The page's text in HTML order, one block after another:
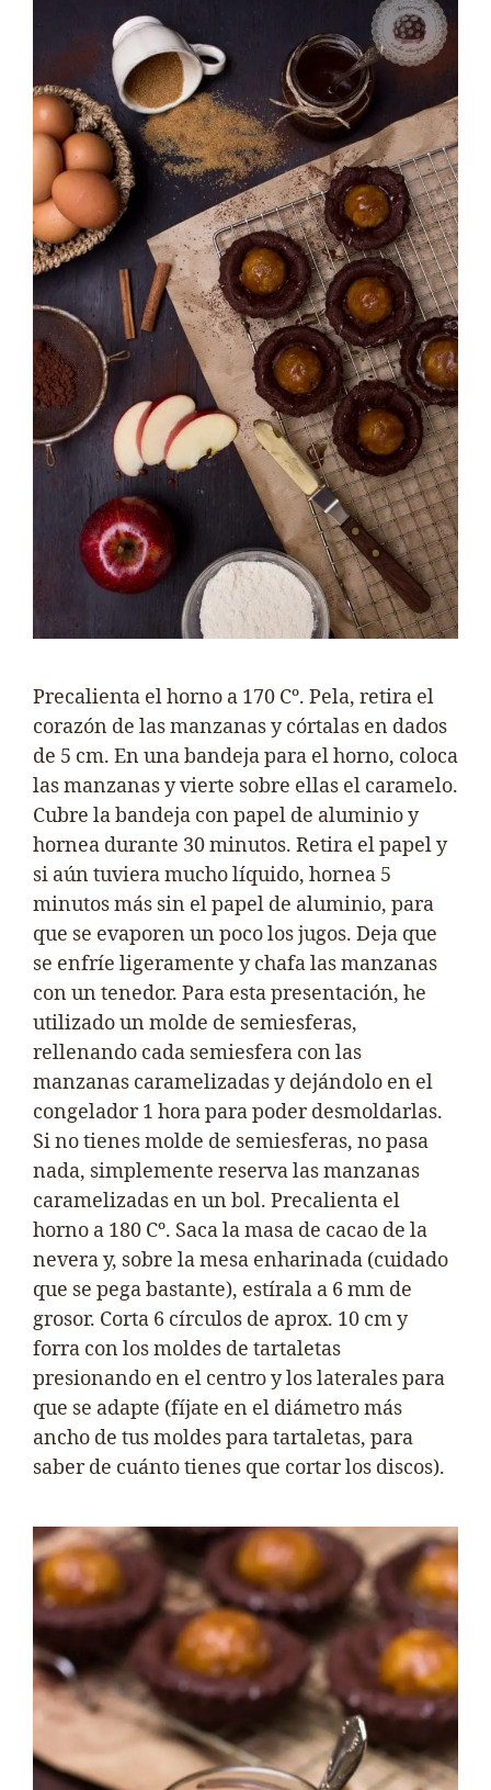
Precalienta el horno a 170 Cº. Pela, retira el
corazón de las manzanas y córtalas en dados
de 5 cm. En una bandeja para el horno, coloca
las manzanas y vierte sobre ellas el caramelo.
Cubre la bandeja con papel de aluminio y
hornea durante 30 minutos. Retira el papel y
si aún tuviera mucho líquido, hornea 5
minutos más sin el papel de aluminio, para
que se evaporen un poco los jugos. Deja que
se enfríe ligeramente y chafa las manzanas
con un tenedor. Para esta presentación, he
utilizado un molde de semiesferas,
rellenando cada semiesfera con las
manzanas caramelizadas y dejándolo en el
congelador 1 hora para poder desmoldarlas.
Si no tienes molde de semiesferas, no pasa
nada, simplemente reserva las manzanas
caramelizadas en un bol. Precalienta el
horno a 180 Cº. Saca la masa de cacao de la
nevera y, sobre la mesa enharinada (cuidado
que se pega bastante), estírala a 6 mm de
grosor. Corta 6 círculos de aprox. 10 cm y
forra con los moldes de tartaletas
presionando en el centro y los laterales para
que se adapte (fíjate en el diámetro más
ancho de tus moldes para tartaletas, para
saber de cuánto tienes que cortar los discos).